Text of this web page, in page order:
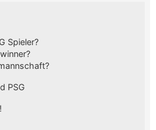
Spieler?
PSG